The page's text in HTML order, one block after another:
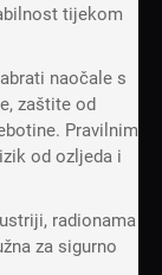
tijekom
naočale s
zaštite od
Pravilnim
od ozljeda i
radionama
za sigurno